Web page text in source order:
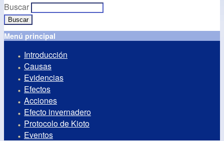
Buscar
Menú principal
Introducción
Causas
Evidencias
Efectos
Acciones
Efecto invernadero
Protocolo de Kioto
Eventos